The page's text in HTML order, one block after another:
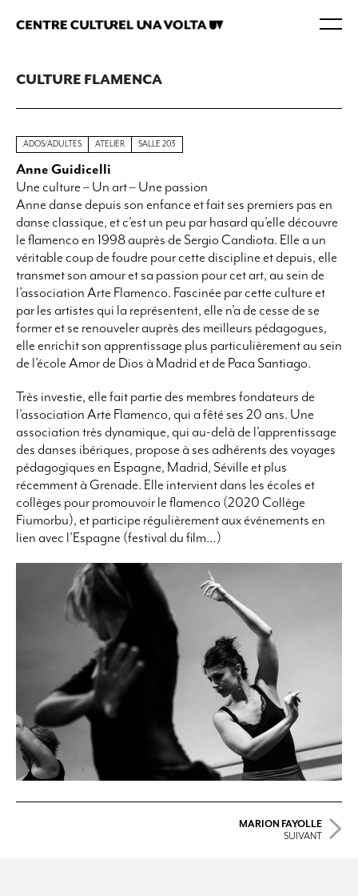
CULTURE FLAMENCA
ADOS/ADULTES ATELIER SALLE 203
Anne Guidicelli
Une culture – Un art – Une passion
Anne danse depuis son enfance et fait ses premiers pas en
danse classique, et c’est un peu par hasard qu’elle découvre
le flamenco en 1998 auprès de Sergio Candiota. Elle a un
véritable coup de foudre pour cette discipline et depuis, elle
transmet son amour et sa passion pour cet art, au sein de
l’association Arte Flamenco. Fascinée par cette culture et
par les artistes qui la représentent, elle n’a de cesse de se
former et se renouveler auprès des meilleurs pédagogues,
elle enrichit son apprentissage plus particulièrement au sein
de l’école Amor de Dios à Madrid et de Paca Santiago.
Très investie, elle fait partie des membres fondateurs de
l’association Arte Flamenco, qui a fêté ses 20 ans. Une
association très dynamique, qui au-delà de l’apprentissage
des danses ibériques, propose à ses adhérents des voyages
pédagogiques en Espagne, Madrid, Séville et plus
récemment à Grenade. Elle intervient dans les écoles et
collèges pour promouvoir le flamenco (2020 Collège
Fiumorbu), et participe régulièrement aux événements en
lien avec l’Espagne (festival du film…)
MARION FAYOLLE
SUIVANT